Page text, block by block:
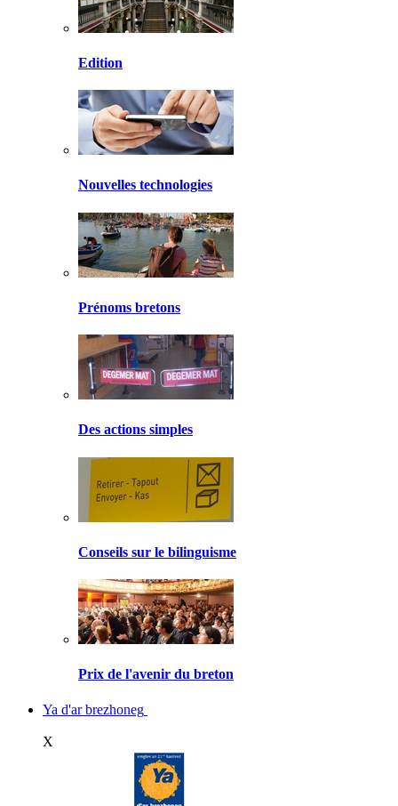
Edition
Nouvelles technologies
Prénoms bretons
Des actions simples
Conseils sur le bilinguisme
Prix de l'avenir du breton
Ya d'ar brezhoneg
X